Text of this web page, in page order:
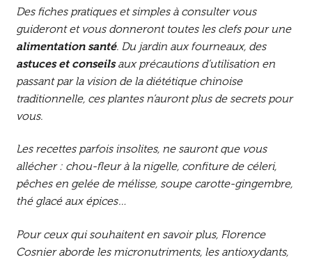
Des fiches pratiques et simples à consulter vous
guideront et vous donneront toutes les clefs pour une
alimentation santé. Du jardin aux fourneaux, des
astuces et conseilsaux précautions d’utilisation en
passant par la vision de la diététique chinoise
traditionnelle, ces plantes n’auront plus de secrets pour
vous.
Les recettes parfois insolites, ne sauront que vous
allécher : chou-fleur à la nigelle, confiture de céleri,
pêches en gelée de mélisse, soupe carotte-gingembre,
thé glacé aux épices…
Pour ceux qui souhaitent en savoir plus, Florence
Cosnier aborde les micronutriments, les antioxydants,